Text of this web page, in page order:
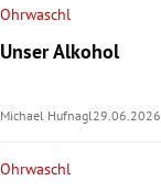
Ohrwaschl
Unser Alkohol
Michael Hufnagl 29.06.2026
Ohrwaschl